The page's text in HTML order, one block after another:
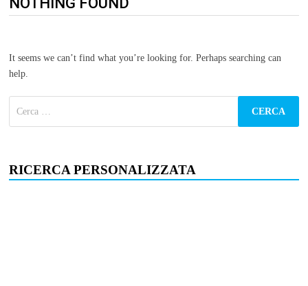
It seems we can’t find what you’re looking for. Perhaps searching can
help.
RICERCA PERSONALIZZATA